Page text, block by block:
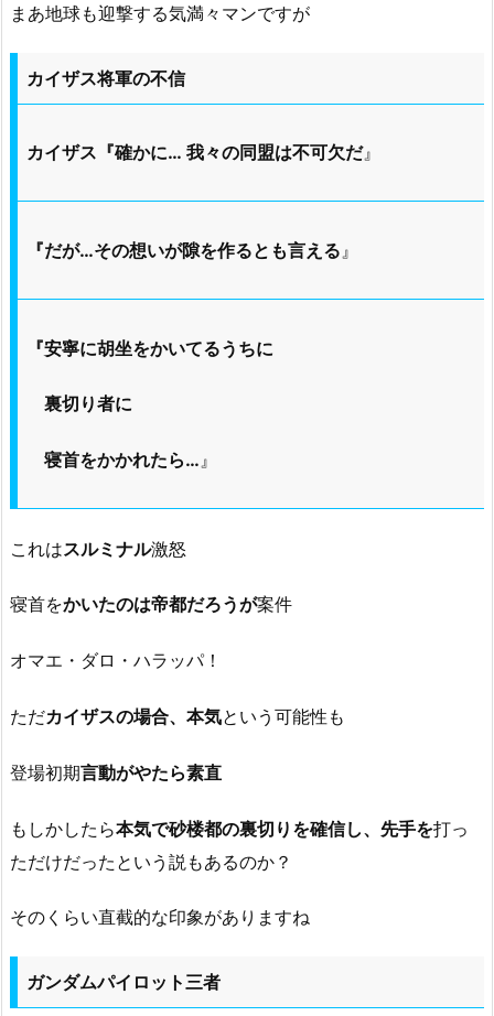
まあ地球も迎撃する気満々マンですが
カイザス将軍の不信
カイザス『確かに… 我々の同盟は不可欠だ』
『だが…その想いが隙を作るとも言える 』
『安寧に胡坐をかいてるうちに
裏切り者に
寝首をかかれたら…』
これはスルミナル激怒
寝首をかいたのは帝都だろうが案件
オマエ・ダロ・ハラッパ！
ただカイザスの場合、本気という可能性も
登場初期言動がやたら素直
もしかしたら本気で砂楼都の裏切りを確信し、先手を打っ
ただけだったという説もあるのか？
そのくらい直截的な印象がありますね
ガンダムパイロット三者